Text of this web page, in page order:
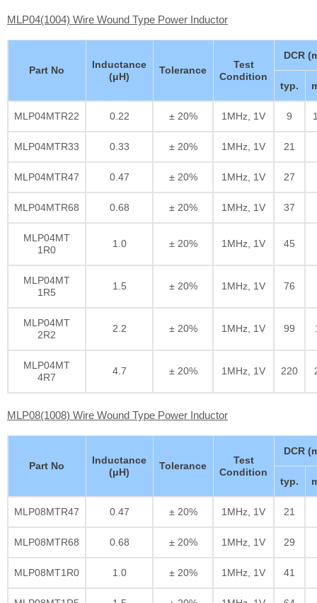
MLP04(1004) Wire Wound Type Power Inductor
Part No
Inductance
(μH)
Tolerance
Test
Condition
DCR
typ.
MLP04MTR22 0.22 ± 20% 1MHz, 1V 9
MLP04MTR33 0.33 ± 20% 1MHz, 1V 21
MLP04MTR47 0.47 ± 20% 1MHz, 1V 27
MLP04MTR68 0.68 ± 20% 1MHz, 1V 37
MLP04MT
1R0
1.0 ± 20% 1MHz, 1V 45
MLP04MT
1R5
1.5 ± 20% 1MHz, 1V 76
MLP04MT
2R2
2.2 ± 20% 1MHz, 1V 99
MLP04MT
4R7
4.7 ± 20% 1MHz, 1V 220
MLP08(1008) Wire Wound Type Power Inductor
Part No
Inductance
(μH)
Tolerance
Test
Condition
DCR
typ.
MLP08MTR47 0.47 ± 20% 1MHz, 1V 21
MLP08MTR68 0.68 ± 20% 1MHz, 1V 29
MLP08MT1R0 1.0 ± 20% 1MHz, 1V 41